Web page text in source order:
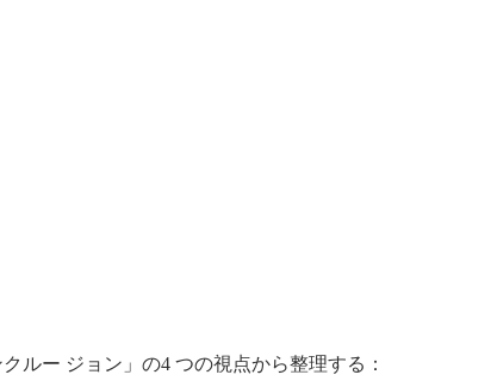
ルー ジョン」の4 つの視点から整理する：